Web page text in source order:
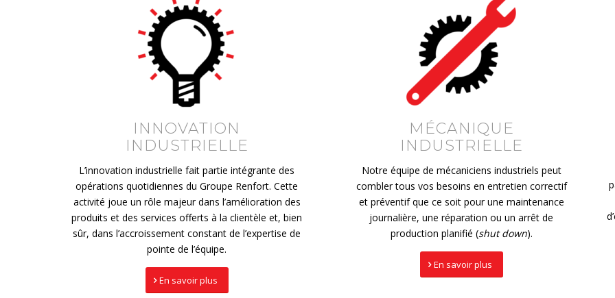
INNOVATION
INDUSTRIELLE
L’innovation industrielle fait partie intégrante des
opérations quotidiennes du Groupe Renfort. Cette
activité joue un rôle majeur dans l’amélioration des
produits et des services offerts à la clientèle et, bien
sûr, dans l’accroissement constant de l’expertise de
pointe de l’équipe.
En savoir plus
MÉCANIQUE
INDUSTRIELLE
Notre équipe de mécaniciens industriels peut
combler tous vos besoins en entretien correctif
et préventif que ce soit pour une maintenance
journalière, une réparation ou un arrêt de
production planifié (shut down).
En savoir plus